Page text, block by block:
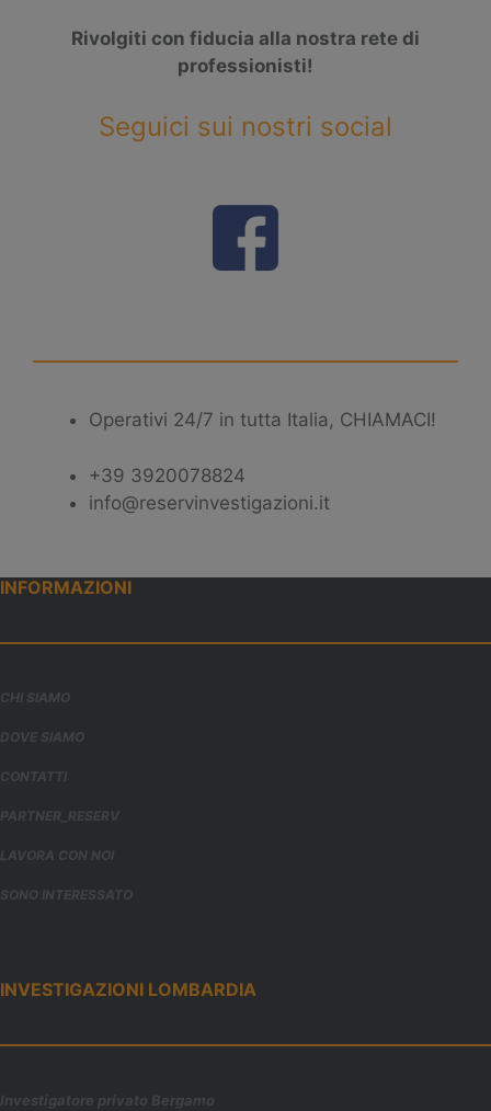
Rivolgiti con fiducia alla nostra rete di
professionisti!
Seguici sui nostri social
Operativi 24/7 in tutta Italia, CHIAMACI!
+39 3920078824
info@reservinvestigazioni.it
INFORMAZIONI
CHI SIAMO
DOVE SIAMO
CONTATTI
PARTNER_RESERV
LAVORA CON NOI
SONO INTERESSATO
INVESTIGAZIONI LOMBARDIA
Investigatore privato Bergamo